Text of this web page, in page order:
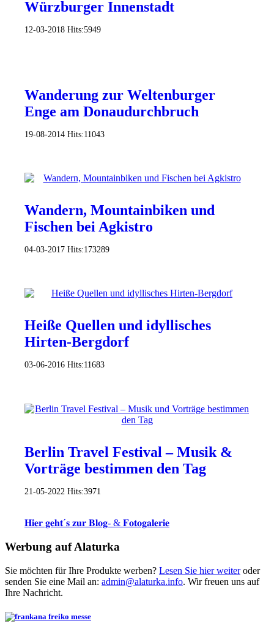
Würzburger Innenstadt
12-03-2018 Hits:5949
Wanderung zur Weltenburger
Enge am Donaudurchbruch
19-08-2014 Hits:11043
Wandern, Mountainbiken und
Fischen bei Agkistro
04-03-2017 Hits:173289
Heiße Quellen und idyllisches
Hirten-Bergdorf
03-06-2016 Hits:11683
Berlin Travel Festival – Musik &
Vorträge bestimmen den Tag
21-05-2022 Hits:3971
𝐇𝐢𝐞𝐫 𝐠𝐞𝐡𝐭´𝐬 𝐳𝐮𝐫 𝐁𝐥𝐨𝐠- & 𝐅𝐨𝐭𝐨𝐠𝐚𝐥𝐞𝐫𝐢𝐞
Werbung auf Alaturka
Sie möchten für Ihre Produkte werben? Lesen Sie hier weiteroder
senden Sie eine Mail an: admin@alaturka.info. Wir freuen uns auf
Ihre Nachricht.